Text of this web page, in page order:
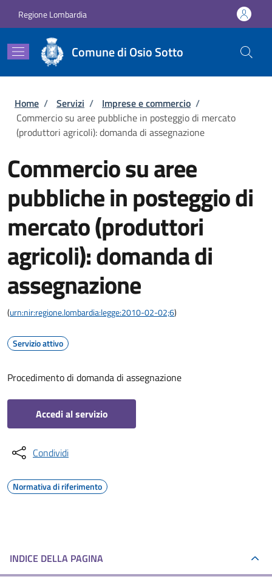
Regione Lombardia
Comune di Osio Sotto
Briciole di pane
Home / Servizi / Imprese e commercio /
Commercio su aree pubbliche in posteggio di mercato
(produttori agricoli): domanda di assegnazione
Commercio su aree
pubbliche in posteggio di
mercato (produttori
agricoli): domanda di
assegnazione
(urn:nir:regione.lombardia:legge:2010-02-02;6)
Servizio attivo
Procedimento di domanda di assegnazione
Accedi al servizio
Condividi
Normativa di riferimento
INDICE DELLA PAGINA